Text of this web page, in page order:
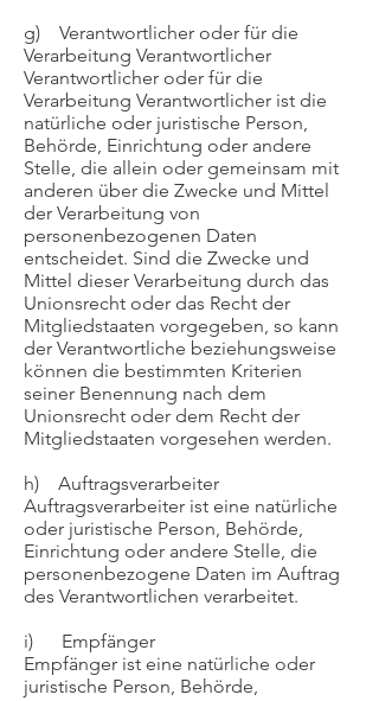
g) Verantwortlicher oder für die
Verarbeitung Verantwortlicher
Verantwortlicher oder für die
Verarbeitung Verantwortlicher ist die
natürliche oder juristische Person,
Behörde, Einrichtung oder andere
Stelle, die allein oder gemeinsam mit
anderen über die Zwecke und Mittel
der Verarbeitung von
personenbezogenen Daten
entscheidet. Sind die Zwecke und
Mittel dieser Verarbeitung durch das
Unionsrecht oder das Recht der
Mitgliedstaaten vorgegeben, so kann
der Verantwortliche beziehungsweise
können die bestimmten Kriterien
seiner Benennung nach dem
Unionsrecht oder dem Recht der
Mitgliedstaaten vorgesehen werden.
h) Auftragsverarbeiter
Auftragsverarbeiter ist eine natürliche
oder juristische Person, Behörde,
Einrichtung oder andere Stelle, die
personenbezogene Daten im Auftrag
des Verantwortlichen verarbeitet.
i) Empfänger
Empfänger ist eine natürliche oder
juristische Person, Behörde,